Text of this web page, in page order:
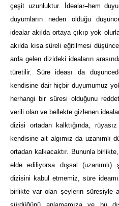
çeşit uzunluktur. İdealar–hem
duyumların neden olduğu
idealar akılda ortaya çıkıp yok
akılda kısa süreli eğitilmesi
arda gelen dizideki ideaların
türetilir. Süre ideası da
kendisine dair hiçbir duyumumuz
herhangi bir süresi olduğunu
verili olan ve bellekte gizlenen
dizisi ortadan kalktığında,
kendisine ait algımız da uzanımlı
ortadan kalkacaktır. Bununla
elde ediliyorsa dışsal
dizisini kabul etmemiz, süre
birlikte var olan şeylerin süresiyle